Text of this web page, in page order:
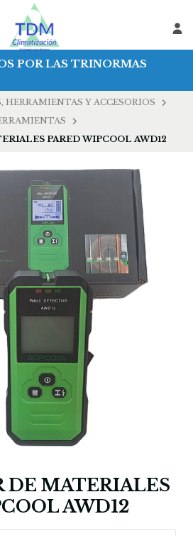
POR LAS TRINORMAS
HERRAMIENTAS Y ACCESORIOS
PARED WIPCOOL AWD12
DE MATERIALES
AWD12